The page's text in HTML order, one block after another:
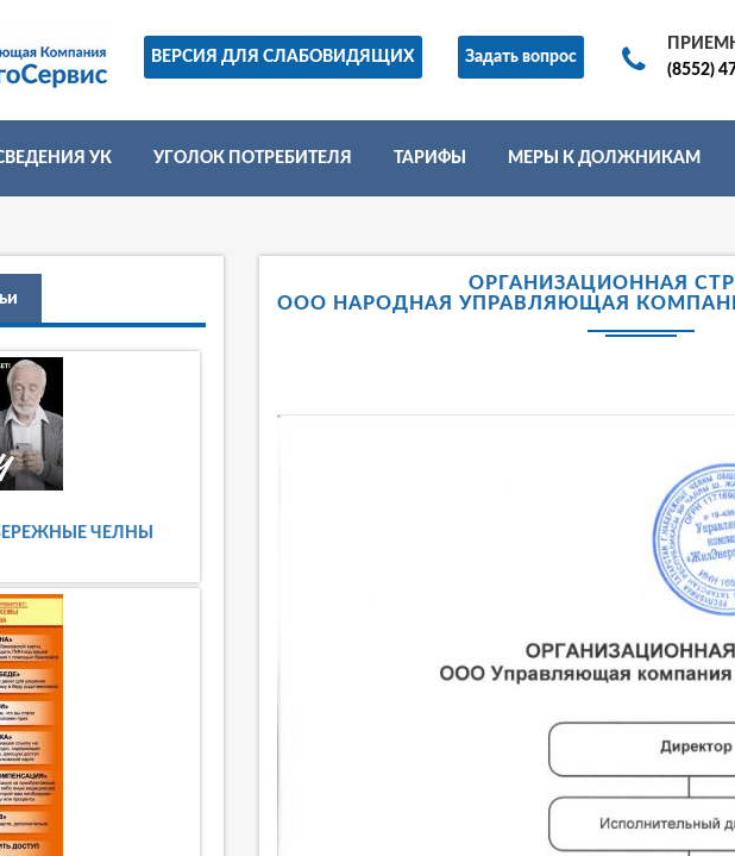
ВЕРСИЯ ДЛЯ СЛАБОВИДЯЩИХ Задать вопрос
(8552)
УК УГОЛОК ПОТРЕБИТЕЛЯ ТАРИФЫ МЕРЫ К ДОЛЖНИКАМ
ЧЕЛНЫ
ОРГАНИЗАЦИОННАЯ
ООО НАРОДНАЯ УПРАВЛЯЮЩАЯ